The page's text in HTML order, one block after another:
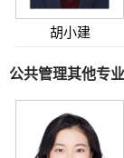
胡小建
公共管理其他专业